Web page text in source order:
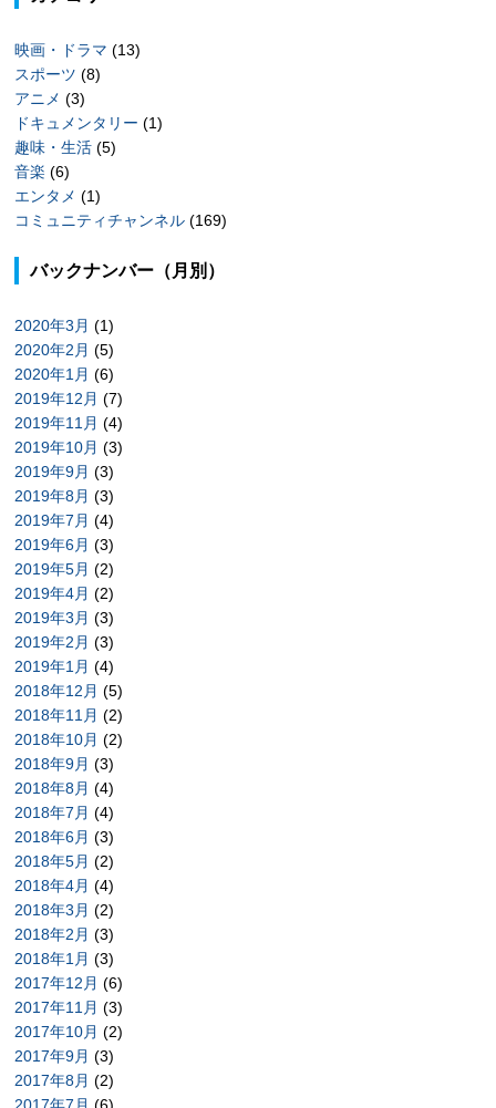
映画・ドラマ (13)
スポーツ (8)
アニメ (3)
ドキュメンタリー (1)
趣味・生活 (5)
音楽 (6)
エンタメ (1)
コミュニティチャンネル (169)
バックナンバー（月別）
2020年3月 (1)
2020年2月 (5)
2020年1月 (6)
2019年12月 (7)
2019年11月 (4)
2019年10月 (3)
2019年9月 (3)
2019年8月 (3)
2019年7月 (4)
2019年6月 (3)
2019年5月 (2)
2019年4月 (2)
2019年3月 (3)
2019年2月 (3)
2019年1月 (4)
2018年12月 (5)
2018年11月 (2)
2018年10月 (2)
2018年9月 (3)
2018年8月 (4)
2018年7月 (4)
2018年6月 (3)
2018年5月 (2)
2018年4月 (4)
2018年3月 (2)
2018年2月 (3)
2018年1月 (3)
2017年12月 (6)
2017年11月 (3)
2017年10月 (2)
2017年9月 (3)
2017年8月 (2)
2017年7月 (6)